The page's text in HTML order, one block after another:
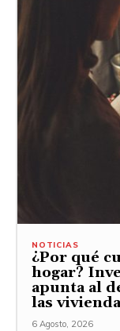
NOTICIAS
¿Por qué
hogar?
apunta al
las
6 Agosto, 2026